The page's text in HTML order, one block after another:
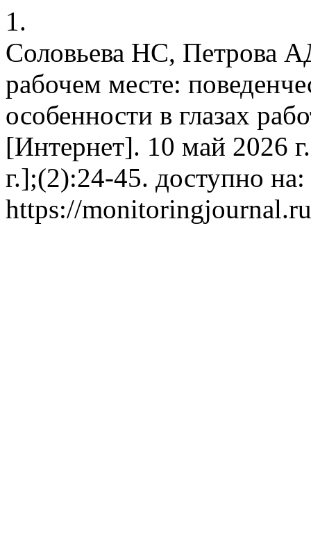
1.
Соловьева НС, Петрова
рабочем месте:
особенности в глазах
[Интернет]. 10 май 2026
г.];(2):24-45. доступно на:
https://